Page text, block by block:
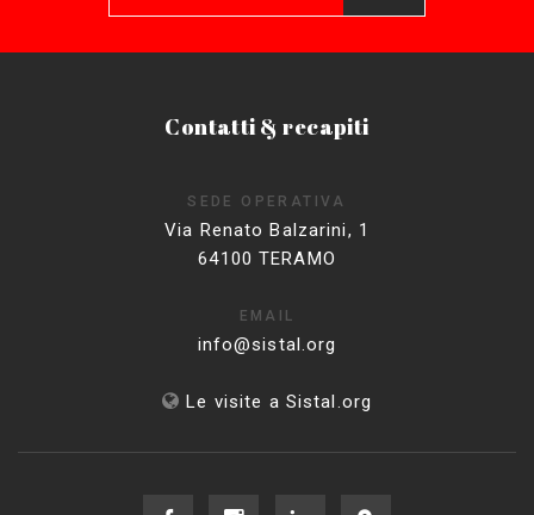
Contatti & recapiti
SEDE OPERATIVA
Via Renato Balzarini, 1
64100 TERAMO
EMAIL
info@sistal.org
Le visite a Sistal.org